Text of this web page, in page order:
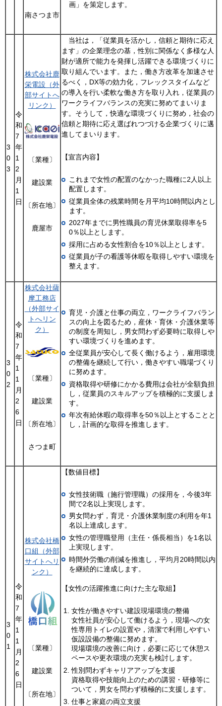
南さつま市
画」を策定します。
3
0
3
令
和
7
年
1
2
月
1
日
株式会社鹿
栄電設（外
部サイトへ
リンク）
〔業種〕
建設業
〔所在地〕
鹿屋市
当社は，「従業員を活かし，信頼と期待に応え
ます」の企業理念の基，性別に関係なく多様な人
財が適所で能力を発揮し活躍できる環境づくりに
取り組んでいます。また，働き方改革を加速させ
るべく，DX等の効力化，フレックスタイムなど
の導入を行い柔軟な働き方を取り入れ，従業員の
ワークライフバランスの充実に努めてまいりま
す。そうして，快適な環境づくりに努め，社会の
信頼と期待に応え選ばれつづける企業づくりに邁
進してまいります。
【宣言内容】
これまで女性の配置のなかった職種に2人以上
配置します。
従業員全体の残業時間を月平均10時間以内とし
ます。
2027年までに男性職員の育児休業取得率を5
0％以上とします。
採用に占める女性割合を10％以上とします。
従業員が子の看護等休暇を取得しやすい環境を
整えます。
3
0
2
令
和
7
年
1
1
月
2
6
日
株式会社薩
摩工務店
（外部サイ
トへリン
ク）
〔業種〕
建設業
〔所在地〕
さつま町
育児・介護と仕事の両立，ワークライフバラン
スの向上を図るため，産休・育休・介護休業等
の制度を周知し，男女問わず必要時に取得しや
すい環境づくりを進めます。
全従業員が安心して長く働けるよう，雇用環境
の整備を継続して行い，働きやすい職場づくり
に努めます。
資格取得や研修にかかる費用は会社が全額負担
し，従業員のスキルアップを積極的に支援しま
す。
年次有給休暇の取得率を50％以上とすることと
し，計画的な取得を推進します。
3
0
1
令
和
7
年
1
1
月
2
6
日
株式会社橋
口組（外部
サイトへリ
ンク）
〔業種〕
建設業
〔所在地〕
【数値目標】
女性技術職（施行管理職）の採用を，今後3年
間で2名以上実現します。
男女問わず，育児・介護休業制度の利用を年1
名以上達成します。
女性の管理職登用（主任・係長相当）を1名以
上実現します。
時間外労働の削減を推進し，平均月20時間以内
を継続的に達成します。
【女性の活躍推進に向けた主な取組】
女性が働きやすい建設現場環境の整備
女性社員が安心して働けるよう，現場への女
性専用トイレの設置や，清潔で利用しやすい
仮設設備の整備に努めます。
現場環境の改善に向け，必要に応じて休憩ス
ペースや更衣環境の充実も検討します。
性別問わずキャリアアップを支援
資格取得や技能向上のための講習・研修等に
ついて，男女を問わず積極的に支援します。
仕事と家庭の両立支援